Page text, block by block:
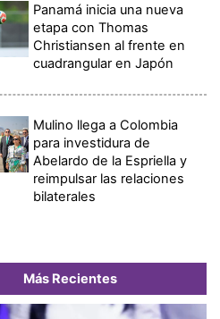
Panamá inicia una nueva
etapa con Thomas
Christiansen al frente en
cuadrangular en Japón
Mulino llega a Colombia
para investidura de
Abelardo de la Espriella y
reimpulsar las relaciones
bilaterales
Más Recientes